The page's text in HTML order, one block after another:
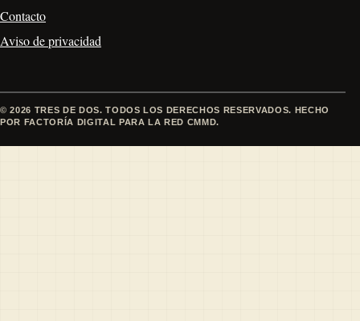
Contacto
Aviso de privacidad
© 2026 TRES DE DOS. TODOS LOS DERECHOS RESERVADOS. HECHO
POR FACTORÍA DIGITAL PARA LA RED CMMD.